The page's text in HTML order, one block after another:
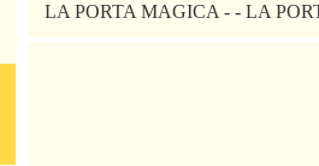
LA PORTA MAGICA - - LA